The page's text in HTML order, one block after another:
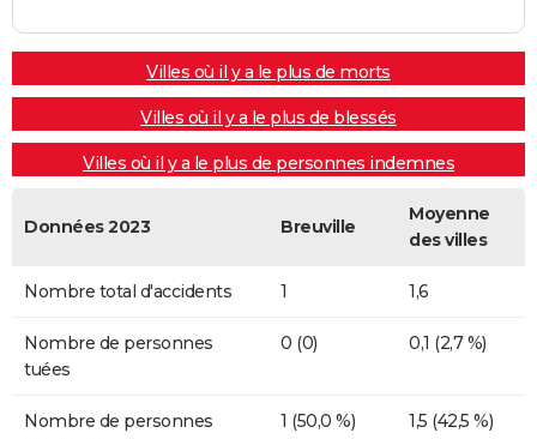
Villes où il y a le plus de morts
Villes où il y a le plus de blessés
Villes où il y a le plus de personnes indemnes
Données 2023 Breuville
Moyenne
des villes
Nombre total d'accidents 1 1,6
Nombre de personnes
tuées
0 (0) 0,1 (2,7 %)
Nombre de personnes
1 (50,0 %) 1,5 (42,5 %)